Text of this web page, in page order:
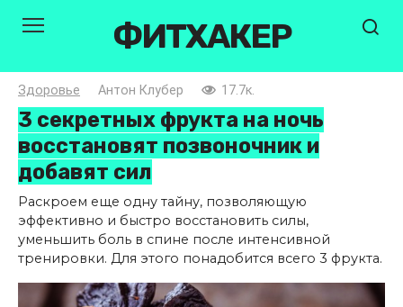
ФИТХАКЕР
Здоровье Антон Клубер 17.7к.
3 секретных фрукта на ночь
восстановят позвоночник и
добавят сил
Раскроем еще одну тайну, позволяющую
эффективно и быстро восстановить силы,
уменьшить боль в спине после интенсивной
тренировки. Для этого понадобится всего 3 фрукта.